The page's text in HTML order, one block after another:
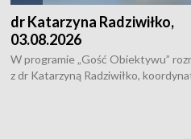
dr Katarzyna Radziwiłko,
03.08.2026
W programie „Gość Obiektywu”
z dr Katarzyną Radziwiłko,